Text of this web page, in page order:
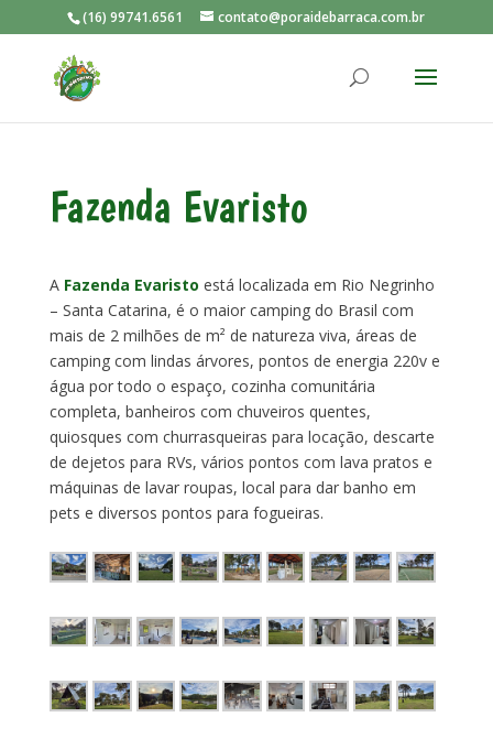
(16) 99741.6561 contato@poraidebarraca.com.br
Fazenda Evaristo
A Fazenda Evaristo está localizada em Rio Negrinho
– Santa Catarina, é o maior camping do Brasil com
mais de 2 milhões de m² de natureza viva, áreas de
camping com lindas árvores, pontos de energia 220v e
água por todo o espaço, cozinha comunitária
completa, banheiros com chuveiros quentes,
quiosques com churrasqueiras para locação, descarte
de dejetos para RVs, vários pontos com lava pratos e
máquinas de lavar roupas, local para dar banho em
pets e diversos pontos para fogueiras.